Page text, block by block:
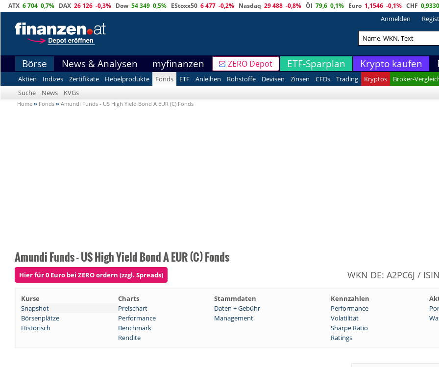
ATX 6 704 0,7% DAX 26 126 -0,3% Dow 54 349 0,5% EStoxx50 6 477 -0,2% Nasdaq 29 488 -0,8% Öl 79,6 0,1% Euro 1,1546 -0,1% CHF 0,9330
Anmelden
Börse News & Analysen myfinanzen ZERO Depot ETF-Sparplan Krypto kaufen
Aktien Indizes Zertifikate Hebelprodukte Fonds ETF Anleihen Rohstoffe Devisen Zinsen CFDs Trading Kryptos Broker-
Suche
News KVGs
Home » Fonds » Amundi Funds - US High Yield Bond A EUR (C) Fonds
Amundi Funds - US High Yield Bond A EUR (C) Fonds
Hier für 0 Euro bei ZERO ordern (zzgl. Spreads) WKN DE: A2PC6J /
Kurse Charts Stammdaten Kennzahlen
Snapshot
Preischart Daten + Gebühr Performance
Börsenplätze
Performance Management Volatilität
Historisch
Benchmark
Sharpe Ratio
Rendite
Ratings